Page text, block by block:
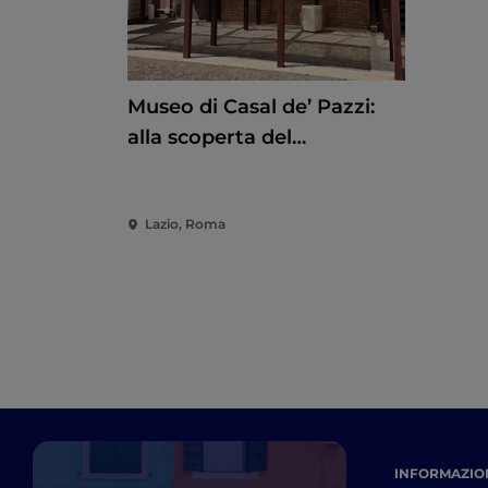
Museo di Casal de’ Pazzi:
alla scoperta del
Lazio, Roma